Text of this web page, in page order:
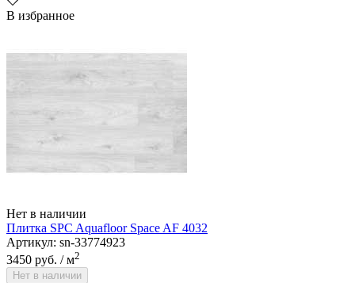
В избранное
Нет в наличии
Плитка SPC Aquafloor Space AF 4032
Артикул: sn-33774923
3450 руб. / м2
Нет в наличии